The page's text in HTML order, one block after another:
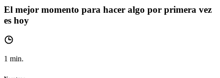
El mejor momento para hacer algo por primera vez
es hoy
1 min.